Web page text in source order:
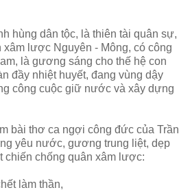
hùng dân tộc, là thiên tài quân sự,
xâm lược Nguyên - Mông, có công
là gương sáng cho thế hệ con
đầy nhiệt huyết, đang vùng dậy
công cuộc giữ nước và xây dựng
bài thơ ca ngợi công đức của Trần
yêu nước, gương trung liệt, dẹp
chiến chống quân xâm lược:
làm thần,